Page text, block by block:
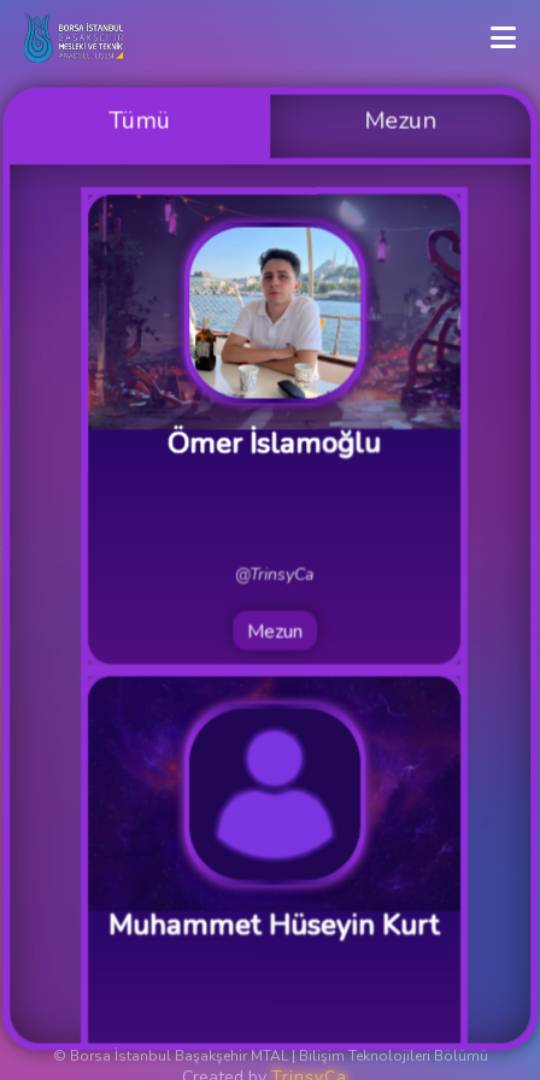
Tümü Mezun
Ömer İslamoğlu
@TrinsyCa
Mezun
Profile Git
Muhammet Hüseyin Kurt
@hkt
© Borsa İstanbul Başakşehir MTAL| Bilişim Teknolojileri Bölümü